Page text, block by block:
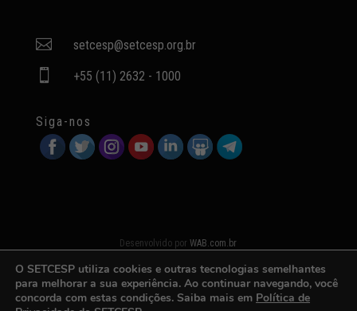
 setcesp@setcesp.org.br
 +55 (11) 2632 - 1000
Siga-nos
Desenvolvido porWAB.com.br
O SETCESP utiliza cookies e outras tecnologias semelhantes
para melhorar a sua experiência. Ao continuar navegando, você
concorda com estas condições. Saiba mais em Política de